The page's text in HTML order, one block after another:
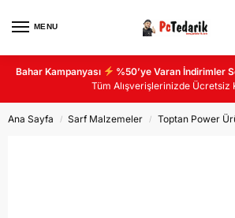
MENU
Bahar Kampanyası %50’ye Varan İndirimler
Tüm Alışverişlerinizde Ücretsiz
Ana Sayfa / Sarf Malzemeler / Toptan Power